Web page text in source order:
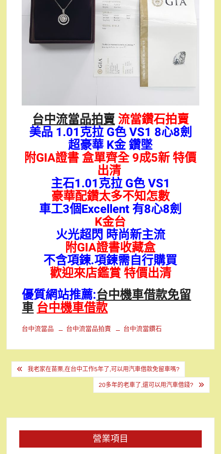
台中流當品拍賣流當鑽石拍賣
美品 1.01克拉 G色 VS1 8心8劍
超豪華 K金 鑽墜
附GIA證書 盒單齊全 9成5新 特價
出清
主石1.01克拉 G色 VS1
豪華配鑽太多不知怎數
車工3個Excellent 有8心8劍
K金台
火光超閃 時尚新主流
附GIA證書收藏盒
不含項鍊.項鍊需自行購買
歡迎來店鑑賞 特價出清
優質網站推薦:台中機車借款免留
車 台中機車借款
台中流當品 台中流當品拍賣 台中流當鑽石
文
覽
我老家在苗栗,在台中工作5年了,可以用汽車借款免留車嗎?
20多年的老車了,還可以用汽車借錢?
營業項目